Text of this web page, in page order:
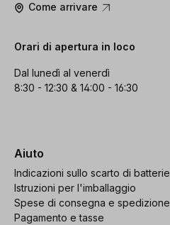
Come arrivare
Orari di apertura in loco
Dal lunedì al venerdì
8:30 - 12:30 & 14:00 - 16:30
Aiuto
Indicazioni sullo scarto di batterie
Istruzioni per l'imballaggio
Spese di consegna e spedizione
Pagamento e tasse